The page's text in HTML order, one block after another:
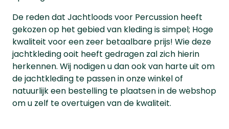
De reden dat Jachtloods voor Percussion heeft
gekozen op het gebied van kleding is simpel; Hoge
kwaliteit voor een zeer betaalbare prijs! Wie deze
jachtkleding ooit heeft gedragen zal zich hierin
herkennen. Wij nodigen u dan ook van harte uit om
de jachtkleding te passen in onze winkel of
natuurlijk een bestelling te plaatsen in de webshop
om u zelf te overtuigen van de kwaliteit.